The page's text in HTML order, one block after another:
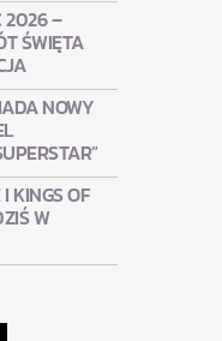
2026 –
ŚWIĘTA
NOWY
KINGS OF
W